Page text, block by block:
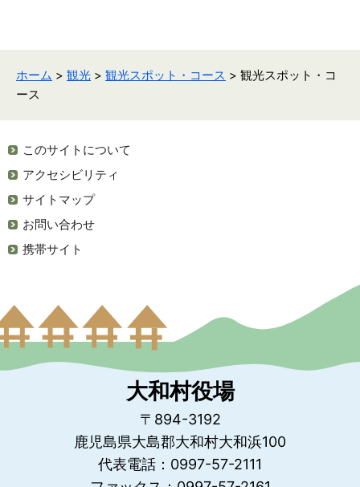
ホーム > 観光 > 観光スポット・コース > 観光スポット・コ
ース
このサイトについて
アクセシビリティ
サイトマップ
お問い合わせ
携帯サイト
大和村役場
〒894-3192
鹿児島県大島郡大和村大和浜100
代表電話：0997-57-2111